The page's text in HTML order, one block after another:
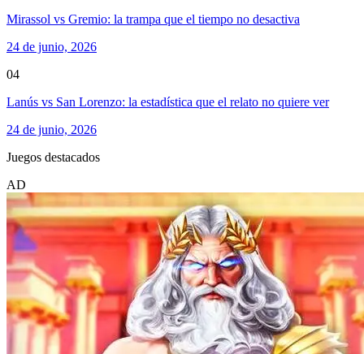
Mirassol vs Gremio: la trampa que el tiempo no desactiva
24 de junio, 2026
04
Lanús vs San Lorenzo: la estadística que el relato no quiere ver
24 de junio, 2026
Juegos destacados
AD